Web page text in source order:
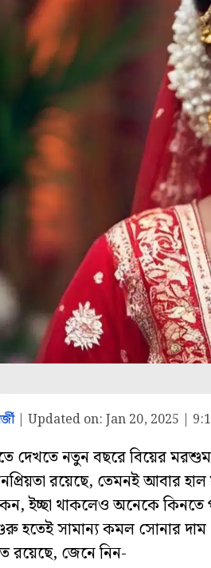
| Updated on: Jan 20, 2025 |
দেখতে নতুন বছরে বিয়ের
রয়েছে, তেমনই আবার
ইচ্ছা থাকলেও অনেকে কিনতে
হতেই সামান্য কমল সোনার
জেনে নিন-